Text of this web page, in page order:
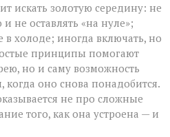
искать золотую середину: не
не оставлять «на нуле»;
в холоде; иногда включать, но
принципы помогают
но и саму возможность
когда оно снова понадобится.
не про сложные
того, как она устроена — и